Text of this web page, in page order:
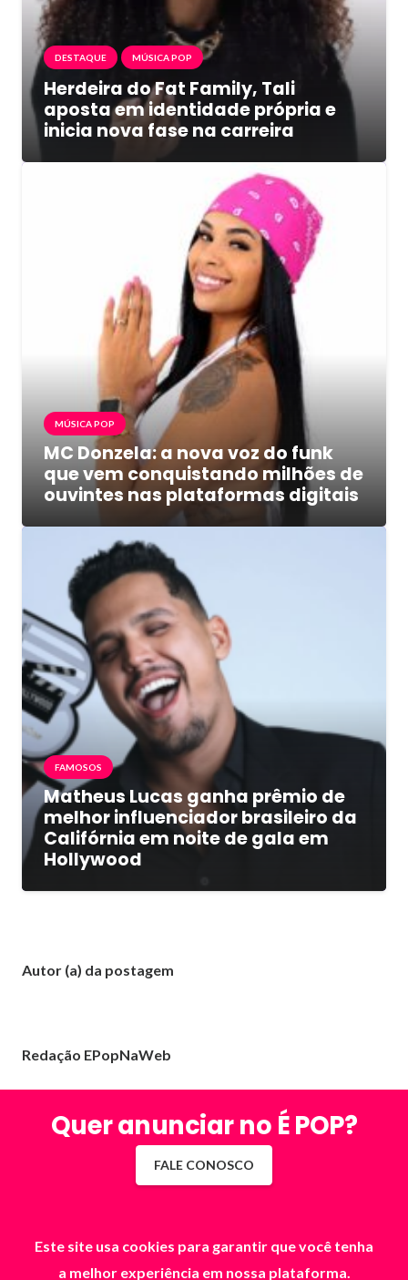
DESTAQUE MÚSICA POP
Herdeira do Fat Family, Tali
aposta em identidade própria e
inicia nova fase na carreira
MÚSICA POP
MC Donzela: a nova voz do funk
que vem conquistando milhões de
ouvintes nas plataformas digitais
FAMOSOS
Matheus Lucas ganha prêmio de
melhor influenciador brasileiro da
Califórnia em noite de gala em
Hollywood
Autor (a) da postagem
Redação EPopNaWeb
Quer anunciar no É POP?
FALE CONOSCO
Este site usa cookies para garantir que você tenha
a melhor experiência em nossa plataforma.